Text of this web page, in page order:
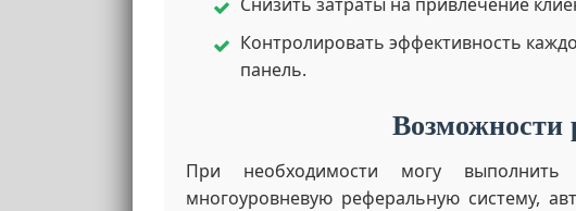
Контролировать эффективность
панель.
Возможности
При необходимости могу выполнить
многоуровневую реферальную систему,